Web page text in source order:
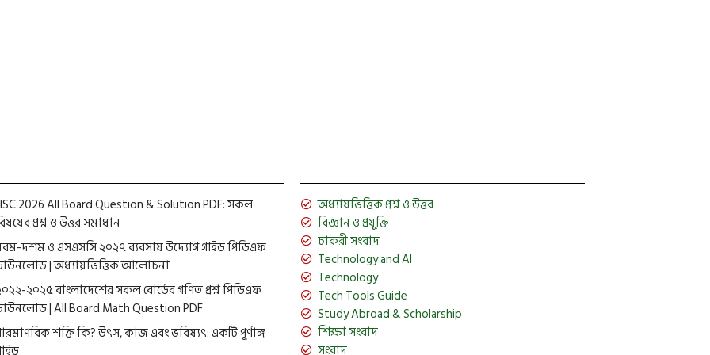
2026 All Board Question & Solution PDF: সকল
প্রশ্ন ও উত্তর সমাধান
দশম ও এসএসসি ২০২৭ ব্যবসায় উদ্যোগ গাইড পিডিএফ
| অধ্যায়ভিত্তিক আলোচনা
২০২৫ বাংলাদেশের সকল বোর্ডের গণিত প্রশ্ন পিডিএফ
| All Board Math Question PDF
শক্তি কি? উৎস, কাজ এবং ভবিষ্যৎ: একটি পূর্ণাঙ্গ
অধ্যায়ভিত্তিক প্রশ্ন ও উত্তর
বিজ্ঞান ও প্রযুক্তি
চাকরী সংবাদ
Technology and AI
Technology
Tech Tools Guide
Study Abroad & Scholarship
শিক্ষা সংবাদ
সংবাদ